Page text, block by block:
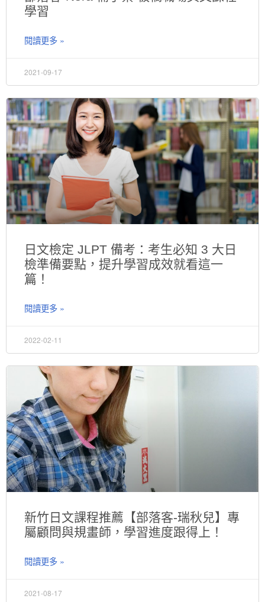
學習
閱讀更多 »
2021-09-17
日文檢定 JLPT 備考：考生必知 3 大日
檢準備要點，提升學習成效就看這一
篇！
閱讀更多 »
2022-02-11
新竹日文課程推薦【部落客-瑞秋兒】專
屬顧問與規畫師，學習進度跟得上！
閱讀更多 »
2021-08-17